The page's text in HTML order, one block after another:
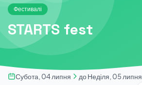
Фестивалі
STARTS fest
Субота, 04 липня до Неділя, 05 липня